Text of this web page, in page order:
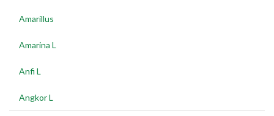
Amarillus
Amarina L
Anfi L
Angkor L